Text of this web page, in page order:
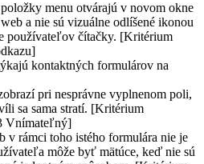
menu otvárajú v novom okne
a nie sú vizuálne odlíšené ikonou
používateľov čítačky. [Kritérium
kontaktných formulárov na
pri nesprávne vyplnenom poli,
sa sama stratí. [Kritérium
Vnímateľný]
v rámci toho istého formulára nie je
môže byť mätúce, keď nie sú